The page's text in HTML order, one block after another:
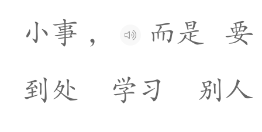
小事 ， 而是
要
到 处 学 习 别人